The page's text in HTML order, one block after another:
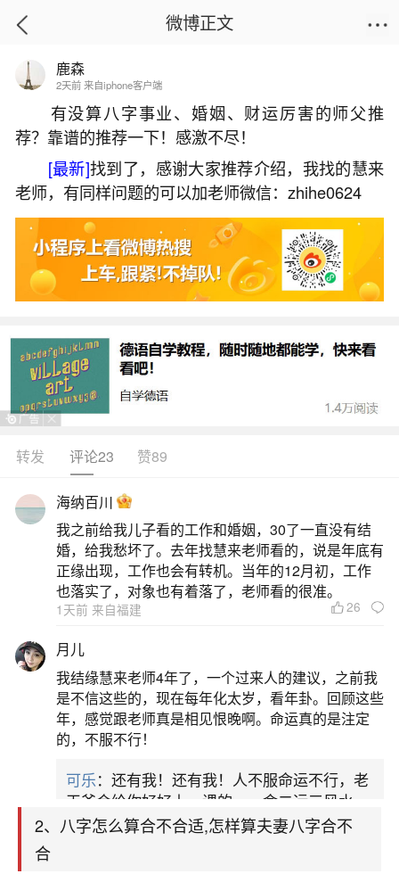
首页
八字合婚怎么看合不合？
2026-05-31 18:30:21 23 10 赞
生活中像八字合婚怎么看合不合？都是很常见
的问题，但是小问题不注意可能会引起大麻烦，下
面就这个问题给大家做一些解读：
1、八字合婚怎么看两人合不合
八字合婚主要看双方日柱、五行互补、用神互
助及生肖等是否相合，核心在于日柱天干地支的关
系与五行平衡。判断两人八字合不合，重点在日
柱。日柱的天干代表自己，地支为配偶宫。若双方
日干相生或相合，如甲己合、乙庚合，说明彼此包
容，感情融洽。日支能六合，如子丑合、寅亥合，
夫妻宫和谐，生活默契度高。若日支相冲
2、八字怎么算合不合适,怎样算夫妻八字合不
合
微博正文
鹿森
2天前 来自iphone客户端
有没算八字事业、婚姻、财运厉害的师父推
荐？靠谱的推荐一下！感激不尽！
[最新]找到了，感谢大家推荐介绍，我找的慧来
老师，有同样问题的可以加老师微信：zhihe0624
转发 评论23 赞89
海纳百川
我之前给我儿子看的工作和婚姻，30了一直没有结
婚，给我愁坏了。去年找慧来老师看的，说是年底有
正缘出现，工作也会有转机。当年的12月初，工作
也落实了，对象也有着落了，老师看的很准。
1天前 来自福建 26
月儿
我结缘慧来老师4年了，一个过来人的建议，之前我
是不信这些的，现在每年化太岁，看年卦。回顾这些
年，感觉跟老师真是相见恨晚啊。命运真的是注定
的，不服不行！
可乐：还有我！还有我！人不服命运不行，老
天爷会给你好好上一课的。一命二运三风水，
哪样不服都不行！